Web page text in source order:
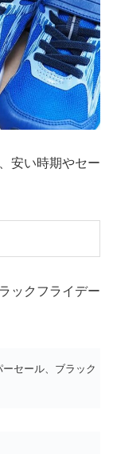
安い時期やセー
ックフライデー
セール、ブラック